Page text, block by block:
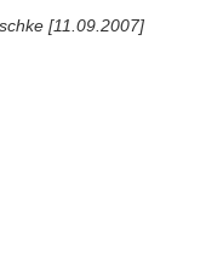
[11.09.2007]